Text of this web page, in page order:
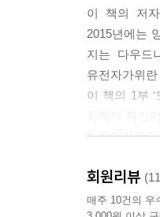
이 책의 저
2015년에는
지는 다우드
유전자가위
이 책의 1부
이루어져왔
그것들은 너
기술의 특징
회원리뷰
매주 10건의 우